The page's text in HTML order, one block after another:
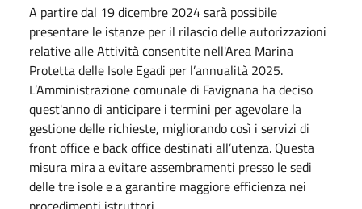
A partire dal 19 dicembre 2024 sarà possibile
presentare le istanze per il rilascio delle autorizzazioni
relative alle Attività consentite nell'Area Marina
Protetta delle Isole Egadi per l’annualità 2025.
L’Amministrazione comunale di Favignana ha deciso
quest'anno di anticipare i termini per agevolare la
gestione delle richieste, migliorando così i servizi di
front office e back office destinati all’utenza. Questa
misura mira a evitare assembramenti presso le sedi
delle tre isole e a garantire maggiore efficienza nei